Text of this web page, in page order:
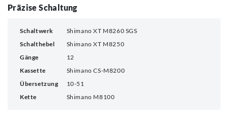
Präzise Schaltung
Schaltwerk
Shimano XT M8260 SGS
Schalthebel
Shimano XT M8250
Gänge
12
Kassette
Shimano CS-M8200
Übersetzung
10-51
Kette
Shimano M8100